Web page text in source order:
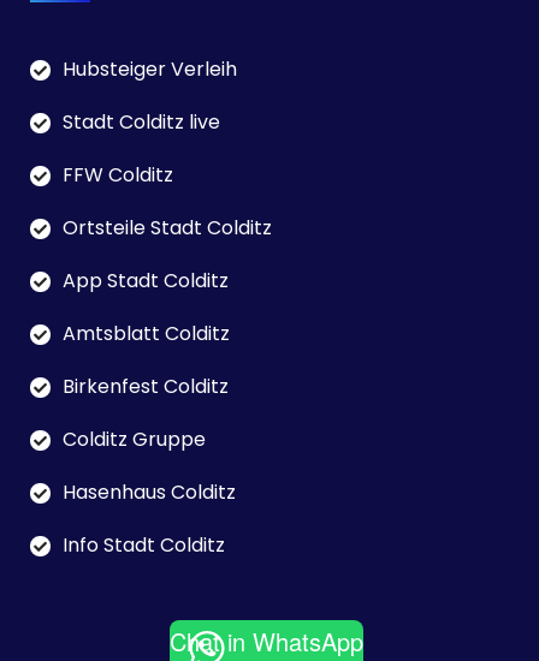
Hubsteiger Verleih
Stadt Colditz live
FFW Colditz
Ortsteile Stadt Colditz
App Stadt Colditz
Amtsblatt Colditz
Birkenfest Colditz
Colditz Gruppe
Hasenhaus Colditz
Info Stadt Colditz
Chat in WhatsApp